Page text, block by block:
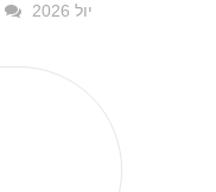
2nd יול 2026